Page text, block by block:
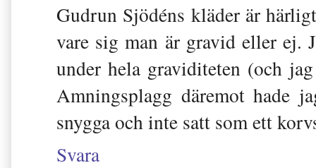
Gudrun Sjödéns kläder är
vare sig man är gravid eller ej.
under hela graviditeten (och
Amningsplagg däremot hade
snygga och inte satt som ett
Svara